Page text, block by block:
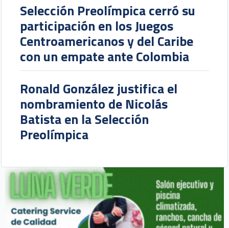
Selección Preolímpica cerró su
participación en los Juegos
Centroamericanos y del Caribe
con un empate ante Colombia
Ronald González justifica el
nombramiento de Nicolás
Batista en la Selección
Preolímpica